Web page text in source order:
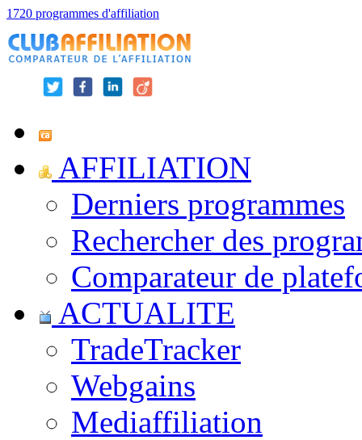
1720 programmes d'affiliation
AFFILIATION
Derniers programmes
Rechercher des
Comparateur de
ACTUALITE
TradeTracker
Webgains
Mediaffiliation